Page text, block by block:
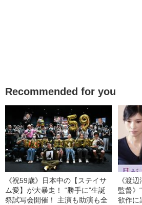
Recommended for you
《祝59歳》日本中の【ステイサ
ム愛】が大暴走！ “勝手に”生誕
祭試写会開催！ 主演も助演も全
《渡
監督》
欲作に